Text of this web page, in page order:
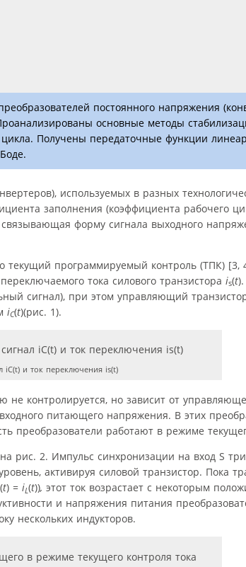
постоянного напряжения
основные методы
Получены передаточные функции
используемых в разных
заполнения (коэффициента рабочего
форму сигнала выходного
программируемый контроль (ТПК) [3,
тока силового транзистора is(t
сигнал), при этом управляющий
iC(t)(рис. 1).
и ток переключения is(t)
не контролируется, но зависит от
питающего напряжения. В этих
преобразователи работают в режиме
рис. 2. Импульс синхронизации на вход S
активируя силовой транзистор. Пока
(t) = iL(t)), этот ток возрастает с некоторым
и напряжения питания
нескольких индукторов.